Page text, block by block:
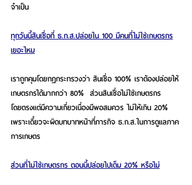
จำเป็น
ทุกวันนี้สินเชื่อที่ ธ.ก.ส.ปล่อยใน 100 มีคนที่ไม่ใช่เกษตรกร
เยอะไหม
เราถูกคุมโดยกฎกระทรวงว่า สินเชื่อ 100% เราต้องปล่อยให้
เกษตรกรได้มากกว่า 80%  ส่วนสินเชื่อไม่ใช่เกษตรกร
โดยตรงแต่มีความเกี่ยวเนื่องมีพอสมควร ไม่ให้เกิน 20%
เพราะเดี๋ยวจะผิดบทบาทหน้าที่ภารกิจ ธ.ก.ส.ในการดูแลภาค
การเกษตร
ส่วนที่ไม่ใช่เกษตรกร ตอนนี้ปล่อยไปเต็ม 20% หรือไม่